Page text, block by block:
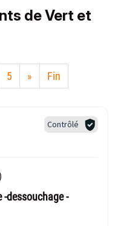
de Vert et
5 » Fin
Contrôlé
-dessouchage -